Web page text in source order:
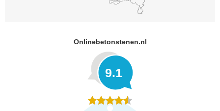
Onlinebetonstenen.nl
9.1